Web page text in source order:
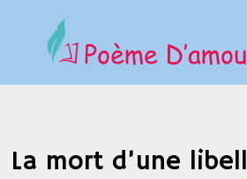
La mort d’une